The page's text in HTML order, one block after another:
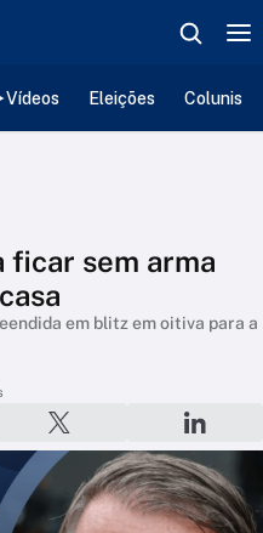
Vídeos Eleições
ficar sem arma
em blitz em oitiva para a